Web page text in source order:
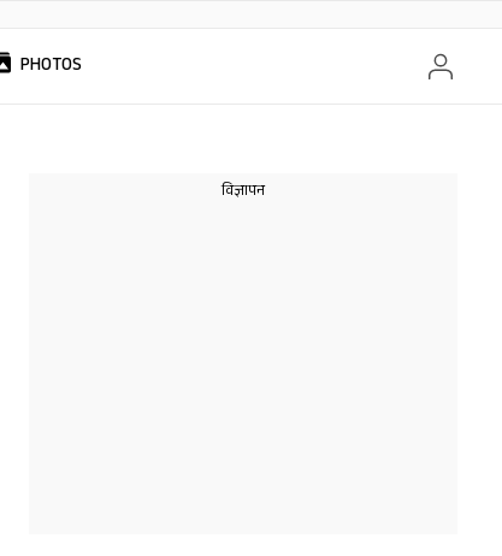
PHOTOS